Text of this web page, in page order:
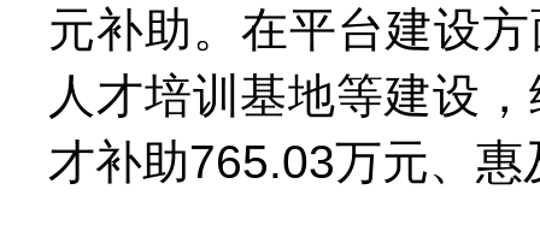
元补助。在平台建设
人才培训基地等建设
才补助765.03万元、惠